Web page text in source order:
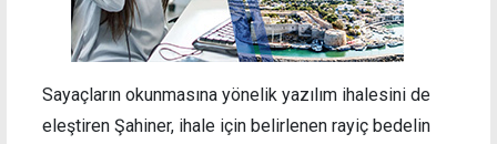
Sayaçların okunmasına yönelik yazılım ihalesini de
eleştiren Şahiner, ihale için belirlenen rayiç bedelin